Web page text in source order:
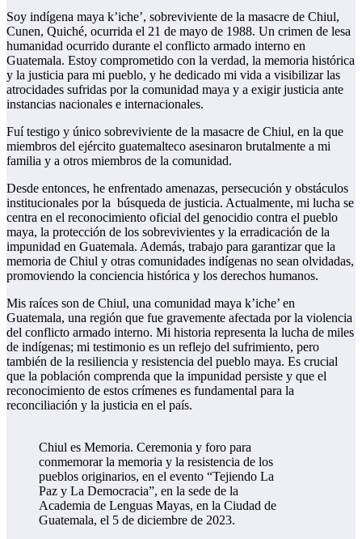
Soy indígena maya k’iche’, sobreviviente de la masacre de Chiul,
Cunen, Quiché, ocurrida el 21 de mayo de 1988. Un crimen de lesa
humanidad ocurrido durante el conflicto armado interno en
Guatemala. Estoy comprometido con la verdad, la memoria histórica
y la justicia para mi pueblo, y he dedicado mi vida a visibilizar las
atrocidades sufridas por la comunidad maya y a exigir justicia ante
instancias nacionales e internacionales.
Fuí testigo y único sobreviviente de la masacre de Chiul, en la que
miembros del ejército guatemalteco asesinaron brutalmente a mi
familia y a otros miembros de la comunidad.
Desde entonces, he enfrentado amenazas, persecución y obstáculos
institucionales por la búsqueda de justicia. Actualmente, mi lucha se
centra en el reconocimiento oficial del genocidio contra el pueblo
maya, la protección de los sobrevivientes y la erradicación de la
impunidad en Guatemala. Además, trabajo para garantizar que la
memoria de Chiul y otras comunidades indígenas no sean olvidadas,
promoviendo la conciencia histórica y los derechos humanos.
Mis raíces son de Chiul, una comunidad maya k’iche’ en
Guatemala, una región que fue gravemente afectada por la violencia
del conflicto armado interno. Mi historia representa la lucha de miles
de indígenas; mi testimonio es un reflejo del sufrimiento, pero
también de la resiliencia y resistencia del pueblo maya. Es crucial
que la población comprenda que la impunidad persiste y que el
reconocimiento de estos crímenes es fundamental para la
reconciliación y la justicia en el país.
Chiul es Memoria. Ceremonia y foro para
conmemorar la memoria y la resistencia de los
pueblos originarios, en el evento “Tejiendo La
Paz y La Democracia”, en la sede de la
Academia de Lenguas Mayas, en la Ciudad de
Guatemala, el 5 de diciembre de 2023.